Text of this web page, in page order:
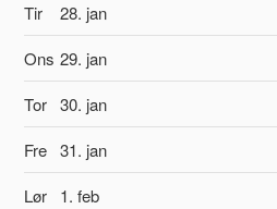
Tir
28. jan
Ons 29. jan
Tor 30. jan
Fre 31. jan
Lør
1. feb